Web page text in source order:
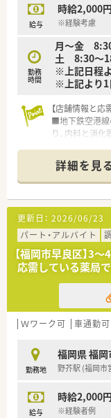
せ・重複チェ
■出産・育児休
ており復帰率が
＜充実の研修
グラムがある
■自社開発の
うに1社員1ID
■e‐learningは
取得も可能です。
<患者様への取
■最新機器や処
ると共に患者
給与
時給2,000
※経験考慮
勤務
時間
月～金
土 8:30～
※上記日程
※上記より1
【店舗情報と応
■地下鉄空港線
り、内科と消
隣の内科クリ
す。
■最新の全自動
ており、ミス
す。
【募集背景と求
■地域医療の更
務にも意欲的
ます。
■最新機器の
を大切にしな
■子育て中の方
した薬局で長
【求人情報につ
■パートの方
す。
■時給は2,000
詳細を見
更新日： 2026/06/23
パート・アルバイト
【福岡市早良区】3
応需している薬局
Ｗワーク可 車通勤可
勤務地
福岡県 福
野芥駅 (福岡市
給与
時給2,000
※経験者例